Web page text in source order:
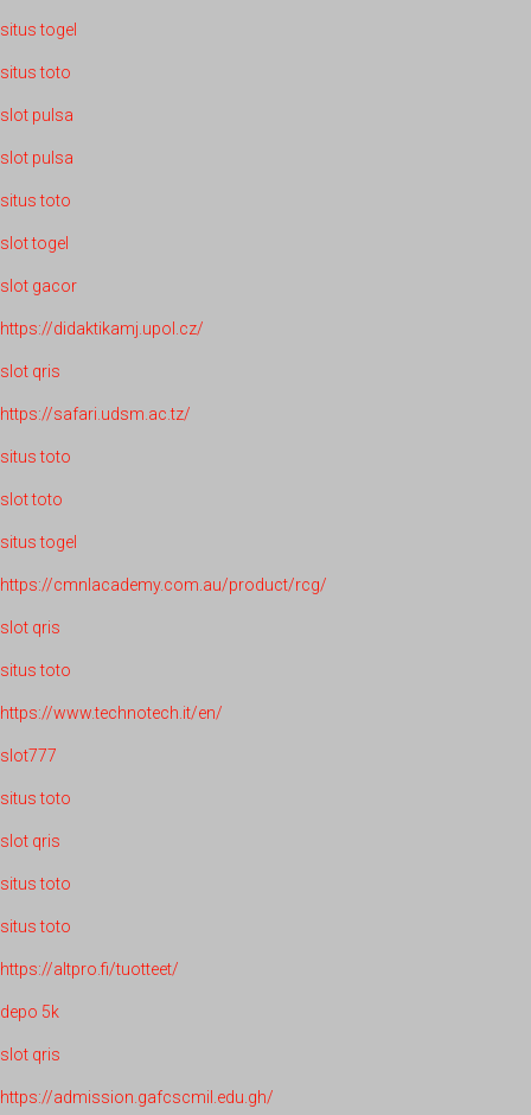
situs togel
situs toto
slot pulsa
slot pulsa
situs toto
slot togel
slot gacor
https://didaktikamj.upol.cz/
slot qris
https://safari.udsm.ac.tz/
situs toto
slot toto
situs togel
https://cmnlacademy.com.au/product/rcg/
slot qris
situs toto
https://www.technotech.it/en/
slot777
situs toto
slot qris
situs toto
situs toto
https://altpro.fi/tuotteet/
depo 5k
slot qris
https://admission.gafcscmil.edu.gh/